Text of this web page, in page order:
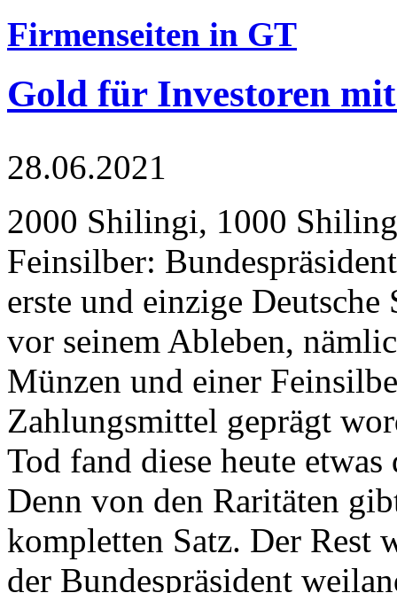
Firmenseiten in GT
Gold für Investoren
28.06.2021
2000 Shilingi, 1000
Feinsilber:
erste und einzige Deutsche
vor seinem Ableben,
Münzen und einer
Zahlungsmittel geprägt
Tod fand diese heute
Denn von den Raritäten
kompletten Satz. Der Rest
der Bundespräsident